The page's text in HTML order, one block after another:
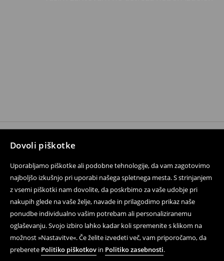
Dovoli piškotke
Uporabljamo piškotke ali podobne tehnologije, da vam zagotovimo
najboljšo izkušnjo pri uporabi našega spletnega mesta. S strinjanjem
z vsemi piškotki nam dovolite, da poskrbimo za vaše udobje pri
nakupih glede na vaše želje, navade in prilagodimo prikaz naše
ponudbe individualno vašim potrebam ali personaliziranemu
oglaševanju. Svojo izbiro lahko kadar koli spremenite s klikom na
možnost »Nastavitve«. Če želite izvedeti več, vam priporočamo, da
preberete Politiko piškotkov in Politiko zasebnosti.
Pomoč in kontakt
Dostava in vračila
Kontakt
Pravne težave